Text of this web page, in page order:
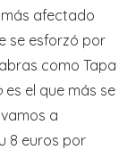
más afectado
se esforzó por
como Tapa
es el que más se
a
8 euros por